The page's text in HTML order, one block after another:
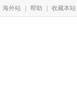
海外站 帮助 收藏本站